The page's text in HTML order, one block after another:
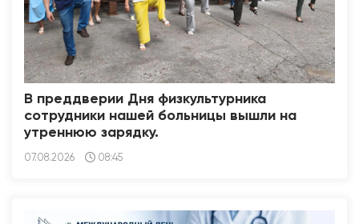
В преддверии Дня физкультурника
сотрудники нашей больницы вышли на
утреннюю зарядку.
07.08.2026 08:45